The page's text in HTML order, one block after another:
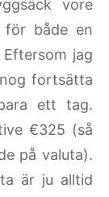
vore
för både en
jag
fortsätta
ett tag.
€325 (så
på valuta).
är ju alltid